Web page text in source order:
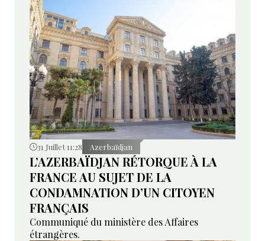
31 Juillet 11:28 Azerbaïdjan
L’AZERBAÏDJAN RÉTORQUE À LA
FRANCE AU SUJET DE LA
CONDAMNATION D’UN CITOYEN
FRANÇAIS
Communiqué du ministère des Affaires
étrangères.